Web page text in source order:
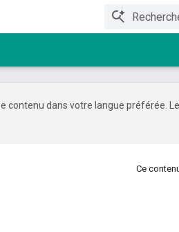
contenu dans votre langue préférée.
Ce